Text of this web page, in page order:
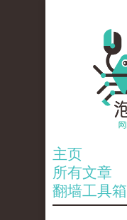
主页
所有文章
翻墙工具箱